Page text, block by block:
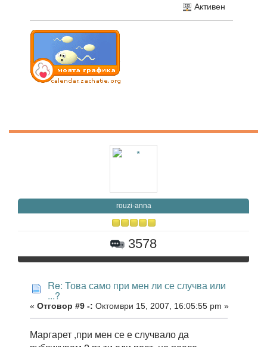
Активен
rouzi-anna
3578
Re: Това само при мен ли се случва или
...?
« Отговор #9 -: Октомври 15, 2007, 16:05:55 pm »
Маргарет ,при мен се е случвало да